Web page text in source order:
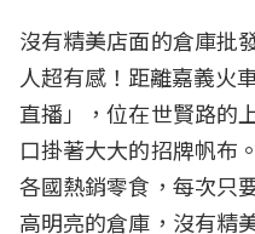
沒有精美店面的倉庫批
人超有感！距離嘉義火
直播」，位在世賢路的
口掛著大大的招牌帆布
各國熱銷零食，每次只
高明亮的倉庫，沒有精